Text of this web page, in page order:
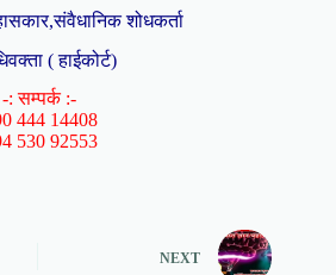
शोधकर्ता
( हाईकोर्ट)
-: सम्पर्क :-
444 14408
530 92553
NEXT